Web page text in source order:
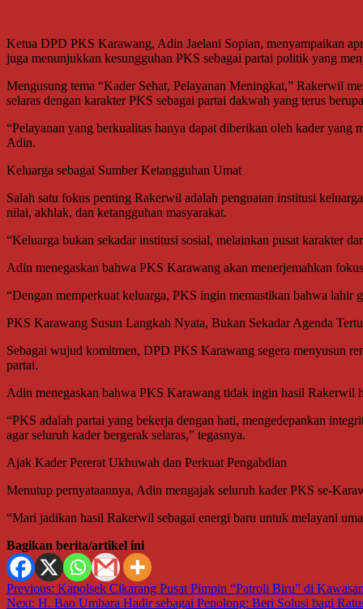
Ketua DPD PKS Karawang, Adin Jaelani Sopian, menyampaikan
juga menunjukkan kesungguhan PKS sebagai partai politik yang
Mengusung tema “Kader Sehat, Pelayanan Meningkat,” Rakerwil
selaras dengan karakter PKS sebagai partai dakwah yang terus
“Pelayanan yang berkualitas hanya dapat diberikan oleh kader
Adin.
Keluarga sebagai Sumber Ketangguhan Umat
Salah satu fokus penting Rakerwil adalah penguatan institusi
nilai, akhlak, dan ketangguhan masyarakat.
“Keluarga bukan sekadar institusi sosial, melainkan pusat karakter
Adin menegaskan bahwa PKS Karawang akan menerjemahkan
“Dengan memperkuat keluarga, PKS ingin memastikan bahwa lahir
PKS Karawang Susun Langkah Nyata, Bukan Sekadar Agenda
Sebagai wujud komitmen, DPD PKS Karawang segera menyusun
partai.
Adin menegaskan bahwa PKS Karawang tidak ingin hasil Rakerwil
“PKS adalah partai yang bekerja dengan hati, mengedepankan
agar seluruh kader bergerak selaras,” tegasnya.
Ajak Kader Pererat Ukhuwah dan Perkuat Pengabdian
Menutup pernyataannya, Adin mengajak seluruh kader PKS se-
“Mari jadikan hasil Rakerwil sebagai energi baru untuk melayani
Bagikan berita/artikel ini
Navigasi
Previous: Kapolsek Cikarang Pusat Pimpin “Patroli Biru” di
Next: H. Bao Umbara Hadir sebagai Penolong: Beri Solusi bagi